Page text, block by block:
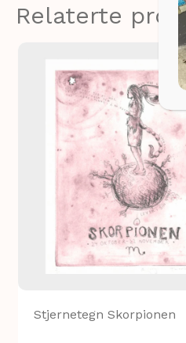
Relaterte
Stjernetegn Skorpionen